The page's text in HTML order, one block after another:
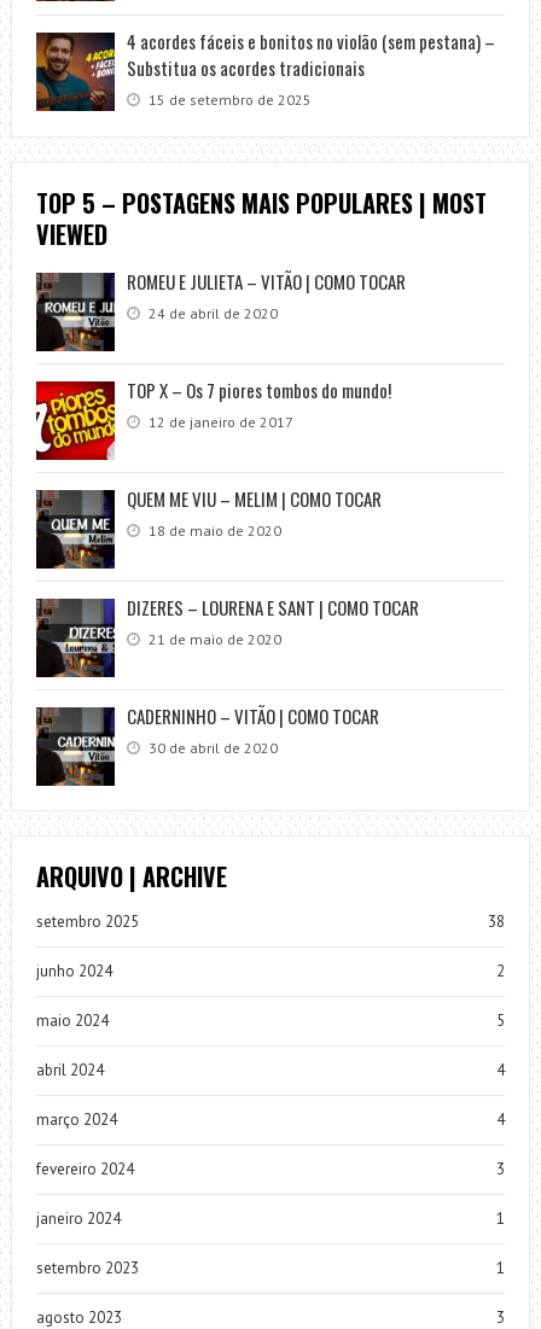
4 acordes fáceis e bonitos no violão (sem pestana) –
Substitua os acordes tradicionais
15 de setembro de 2025
TOP 5 – POSTAGENS MAIS POPULARES | MOST
VIEWED
ROMEU E JULIETA – VITÃO | COMO TOCAR
24 de abril de 2020
TOP X – Os 7 piores tombos do mundo!
12 de janeiro de 2017
QUEM ME VIU – MELIM | COMO TOCAR
18 de maio de 2020
DIZERES – LOURENA E SANT | COMO TOCAR
21 de maio de 2020
CADERNINHO – VITÃO | COMO TOCAR
30 de abril de 2020
ARQUIVO | ARCHIVE
setembro 2025 38
junho 2024 2
maio 2024 5
abril 2024 4
março 2024 4
fevereiro 2024 3
janeiro 2024 1
setembro 2023 1
agosto 2023 3